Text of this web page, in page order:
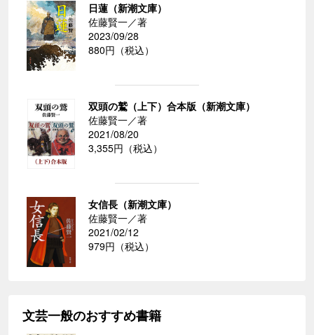
日蓮（新潮文庫）
佐藤賢一／著
2023/09/28
880円（税込）
双頭の鷲（上下）合本版（新潮文庫）
佐藤賢一／著
2021/08/20
3,355円（税込）
女信長（新潮文庫）
佐藤賢一／著
2021/02/12
979円（税込）
文芸一般のおすすめ書籍